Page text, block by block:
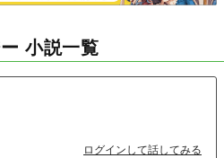
小説一覧
ログインして話してみる